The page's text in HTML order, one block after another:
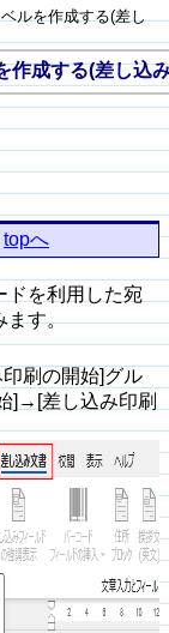
ルを作成する(差し
作成する(差し込
topへ
ドを利用した宛
ます。
刷の開始]グル
]→[差し込み印刷